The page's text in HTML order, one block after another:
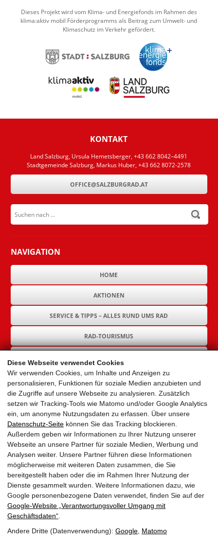
Diese Webseite verwendet Cookies
Wir verwenden Cookies, um Inhalte und Anzeigen zu
personalisieren, Funktionen für soziale Medien anzubieten und
die Zugriffe auf unsere Webseite zu analysieren. Zusätzlich
setzen wir Tracking-Tools wie Matomo und/oder Google Analytics
ein, um anonyme Nutzungsdaten zu erfassen. Über unsere
Datenschutz-Seite können Sie das Tracking blockieren.
Außerdem geben wir Informationen zu Ihrer Nutzung unserer
Webseite an unsere Partner für soziale Medien, Werbung und
Analysen weiter. Unsere Partner führen diese Informationen
möglicherweise mit weiteren Daten zusammen, die Sie
bereitgestellt haben oder die im Rahmen Ihrer Nutzung der
Dienste gesammelt wurden. Weitere Informationen dazu, wie
Google personenbezogene Daten verwendet, finden Sie auf der
Google‑Website „Verantwortungsvoller Umgang mit
Geschäftsdaten“
Andere Dritte (Datenverwendung): Google Matomo
Dieses Projekt wird vom Klima- und Energiefonds im Rahmen des
klima:aktiv mobil Förderprogramms als Beitrag zum Umwelt- und
Klimaschutz im Verkehr gefördert.
KONTAKT
Land Salzburg, Ursula Hemetsberger, +43 662 8042–4491
Stadtgemeinde Salzburg, Markus Huber, +43 662 8072-2578
OFFICE@SALZBURGRAD.AT
Suchen nach ...
submit
NAVIGATION
HOME
AKTIONEN
SERVICE & TIPPS – ALLES RUND UMS RAD
RAD-TOURISMUS
GEMEINDEN
AKTUELLES
PARTNER
LINKS
SITEMAP
IMPRESSUM & DATENSCHUTZ